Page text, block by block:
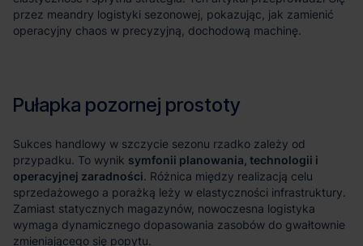
symfonii planowania, technologii i
operacyjnej zaradności